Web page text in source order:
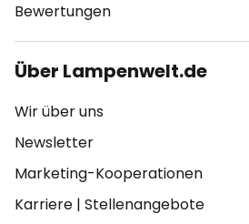
Bewertungen
Über Lampenwelt.de
Wir über uns
Newsletter
Marketing-Kooperationen
Karriere | Stellenangebote